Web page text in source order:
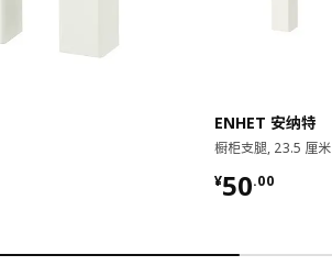
ENHET 安纳特
橱柜支腿, 23.5 厘米
¥50.00
¥ 50.00